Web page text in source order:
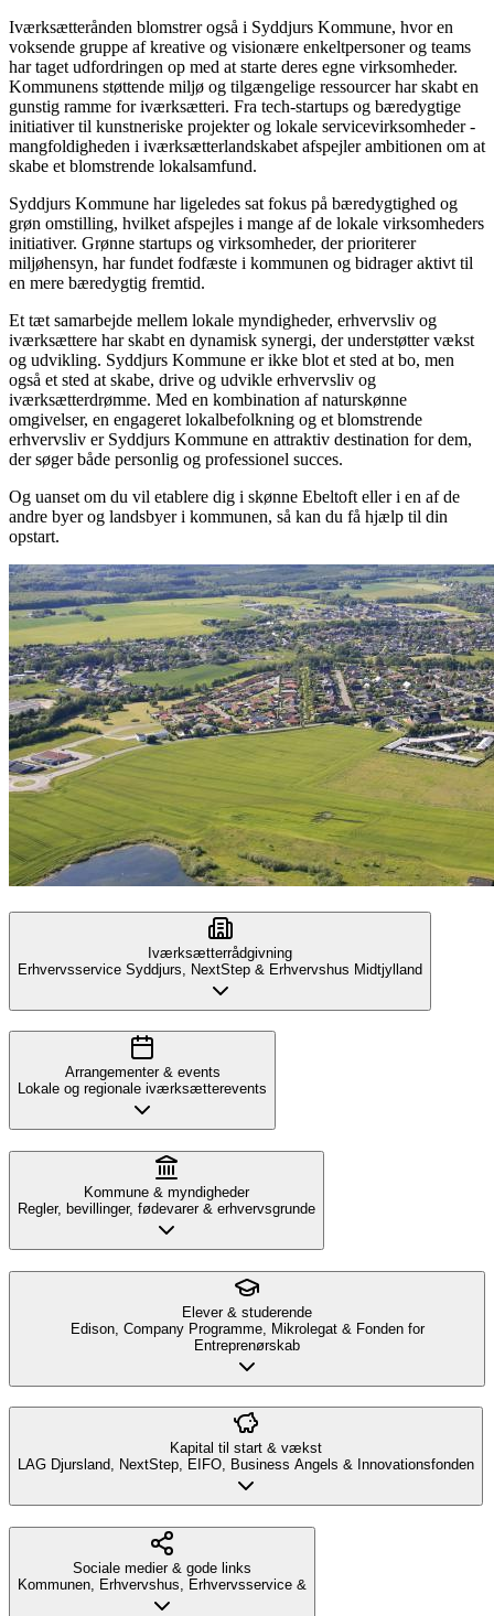
Iværksætterånden blomstrer også i Syddjurs Kommune, hvor en
voksende gruppe af kreative og visionære enkeltpersoner og teams
har taget udfordringen op med at starte deres egne virksomheder.
Kommunens støttende miljø og tilgængelige ressourcer har skabt en
gunstig ramme for iværksætteri. Fra tech-startups og bæredygtige
initiativer til kunstneriske projekter og lokale servicevirksomheder -
mangfoldigheden i iværksætterlandskabet afspejler ambitionen om at
skabe et blomstrende lokalsamfund.
Syddjurs Kommune har ligeledes sat fokus på bæredygtighed og
grøn omstilling, hvilket afspejles i mange af de lokale virksomheders
initiativer. Grønne startups og virksomheder, der prioriterer
miljøhensyn, har fundet fodfæste i kommunen og bidrager aktivt til
en mere bæredygtig fremtid.
Et tæt samarbejde mellem lokale myndigheder, erhvervsliv og
iværksættere har skabt en dynamisk synergi, der understøtter vækst
og udvikling. Syddjurs Kommune er ikke blot et sted at bo, men
også et sted at skabe, drive og udvikle erhvervsliv og
iværksætterdrømme. Med en kombination af naturskønne
omgivelser, en engageret lokalbefolkning og et blomstrende
erhvervsliv er Syddjurs Kommune en attraktiv destination for dem,
der søger både personlig og professionel succes.
Og uanset om du vil etablere dig i skønne Ebeltoft eller i en af de
andre byer og landsbyer i kommunen, så kan du få hjælp til din
opstart.
Iværksætterrådgivning
Erhvervsservice Syddjurs, NextStep & Erhvervshus Midtjylland
Arrangementer & events
Lokale og regionale iværksætterevents
Kommune & myndigheder
Regler, bevillinger, fødevarer & erhvervsgrunde
Elever & studerende
Edison, Company Programme, Mikrolegat & Fonden for
Entreprenørskab
Kapital til start & vækst
LAG Djursland, NextStep, EIFO, Business Angels & Innovationsfonden
Sociale medier & gode links
Kommunen, Erhvervshus, Erhvervsservice &